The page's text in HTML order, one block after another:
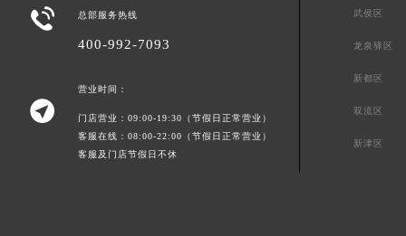
 总部服务热线
400-992-7093

营业时间：
门店营业：09:00-19:30（节假日正常营业）
客服在线：08:00-22:00（节假日正常营业）
客服及门店节假日不休
武侯区
龙泉驿区
新都区
双流区
新津区